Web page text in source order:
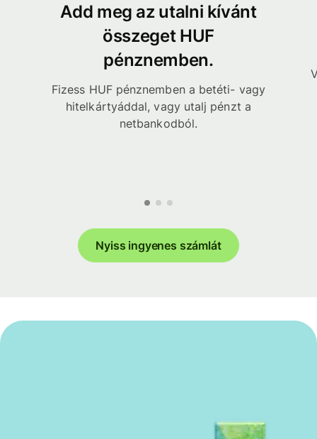
Add meg az utalni kívánt
összeget HUF
pénznemben.
Fizess HUF pénznemben a betéti- vagy
hitelkártyáddal, vagy utalj pénzt a
netbankodból.
Nyiss ingyenes számlát